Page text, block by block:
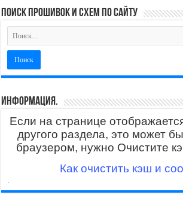
поиск прошивок и схем по сайту
Информация.
Если на странице
другого раздела, это может
браузером, нужно Очистите
Как очистить кэш и
.